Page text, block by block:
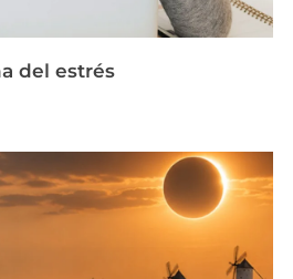
del estrés